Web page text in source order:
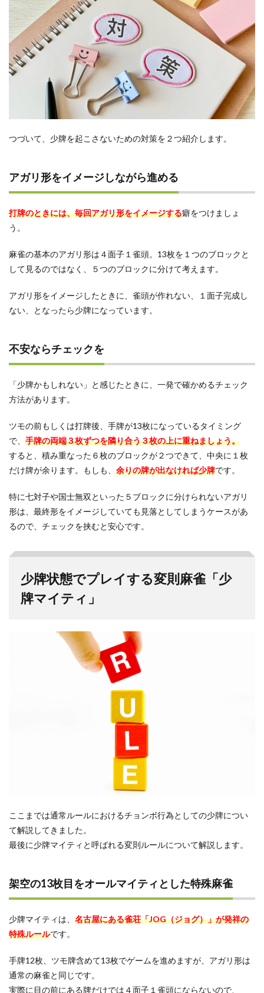
つづいて、少牌を起こさないための対策を２つ紹介します。
アガリ形をイメージしながら進める
打牌のときには、毎回アガリ形をイメージする癖をつけましょ
う。
麻雀の基本のアガリ形は４面子１雀頭。13枚を１つのブロックと
して見るのではなく、５つのブロックに分けて考えます。
アガリ形をイメージしたときに、雀頭が作れない、１面子完成し
ない、となったら少牌になっています。
不安ならチェックを
「少牌かもしれない」と感じたときに、一発で確かめるチェック
方法があります。
ツモの前もしくは打牌後、手牌が13枚になっているタイミング
で、 手牌の両端３枚ずつを隣り合う３枚の上に重ねましょう。
すると、積み重なった６枚のブロックが２つできて、中央に１枚
だけ牌が余ります。もしも、 余りの牌が出なければ少牌です。
特に七対子や国士無双といった５ブロックに分けられないアガリ
形は、最終形をイメージしていても見落としてしまうケースがあ
るので、チェックを挟むと安心です。
少牌状態でプレイする変則麻雀「少
牌マイティ」
ここまでは通常ルールにおけるチョンボ行為としての少牌につい
て解説してきました。
最後に少牌マイティと呼ばれる変則ルールについて解説します。
架空の13枚目をオールマイティとした特殊麻雀
少牌マイティは、 名古屋にある雀荘「JOG（ジョグ）」が発祥の
特殊ルールです。
手牌12枚、ツモ牌含めて13枚でゲームを進めますが、アガリ形は
通常の麻雀と同じです。
実際に目の前にある牌だけでは４面子１雀頭にならないので、